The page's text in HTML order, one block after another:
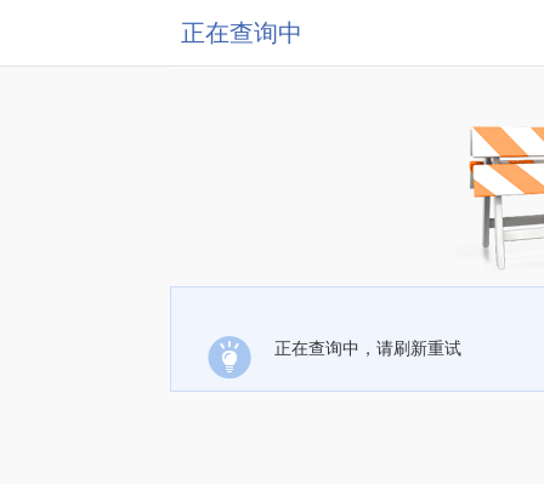
正在查询中
正在查询中，请刷新重试